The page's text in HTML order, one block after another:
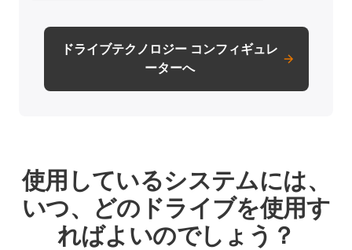
ドライブテクノロジー コンフィギュレ
ーターへ
使用しているシステムには、
いつ、どのドライブを使用す
ればよいのでしょう？